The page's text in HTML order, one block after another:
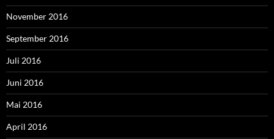
November 2016
September 2016
Juli 2016
Juni 2016
Mai 2016
April 2016